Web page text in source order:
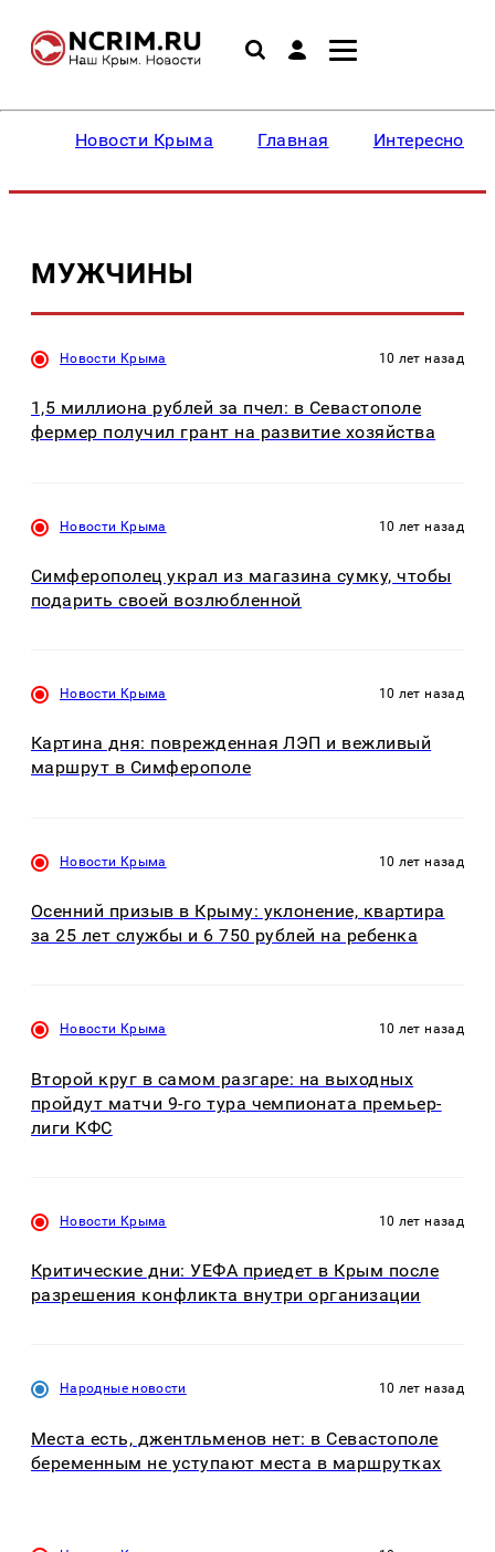
Новости Крыма Главная Интересное
МУЖЧИНЫ
Новости Крыма 10 лет назад
1,5 миллиона рублей за пчел: в Севастополе
фермер получил грант на развитие хозяйства
Новости Крыма 10 лет назад
Симферополец украл из магазина сумку, чтобы
подарить своей возлюбленной
Новости Крыма 10 лет назад
Картина дня: поврежденная ЛЭП и вежливый
маршрут в Симферополе
Новости Крыма 10 лет назад
Осенний призыв в Крыму: уклонение, квартира
за 25 лет службы и 6 750 рублей на ребенка
Новости Крыма 10 лет назад
Второй круг в самом разгаре: на выходных
пройдут матчи 9-го тура чемпионата премьер-
лиги КФС
Новости Крыма 10 лет назад
Критические дни: УЕФА приедет в Крым после
разрешения конфликта внутри организации
Народные новости 10 лет назад
Места есть, джентльменов нет: в Севастополе
беременным не уступают места в маршрутках